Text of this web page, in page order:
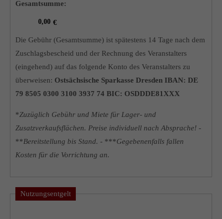
Gesamtsumme:
Die Gebühr (Gesamtsumme) ist spätestens 14 Tage nach dem
Zuschlagsbescheid und der Rechnung des Veranstalters
(eingehend) auf das folgende Konto des Veranstalters zu
überweisen: Ostsächsische Sparkasse Dresden IBAN: DE
79 8505 0300 3100 3937 74 BIC: OSDDDE81XXX
*Zuzüglich Gebühr und Miete für Lager- und
Zusatzverkaufsflächen. Preise individuell nach Absprache! -
**Bereitstellung bis Stand. - ***Gegebenenfalls fallen
Kosten für die Vorrichtung an.
Nutzungsentgelt